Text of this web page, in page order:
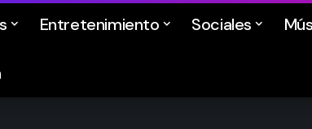
Entretenimiento Sociales